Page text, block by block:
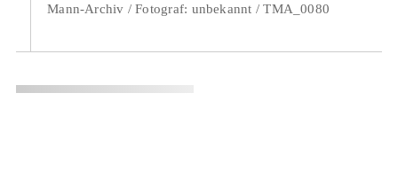
Mann-Archiv / Fotograf: unbekannt / TMA_0080